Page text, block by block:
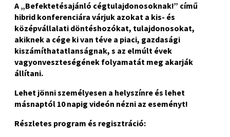
A „Befektetésajánló cégtulajdonosoknak!” című
hibrid konferenciára várjuk azokat a kis- és
középvállalati döntéshozókat, tulajdonosokat,
akiknek a cége ki van téve a piaci, gazdasági
kiszámíthatatlanságnak, s az elmúlt évek
vagyonveszteségének folyamatát meg akarják
állítani.
Lehet jönni személyesen a helyszínre és lehet
másnaptól 10 napig videón nézni az eseményt!
Részletes program és regisztráció: